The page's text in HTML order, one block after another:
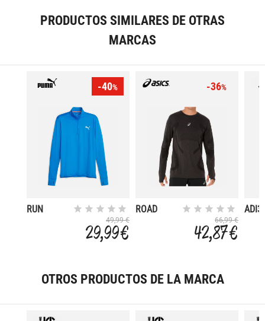
PRODUCTOS SIMILARES DE OTRAS
MARCAS
-40%
RUN
49,99 €
29,99 €
-36%
ROAD
66,99 €
42,87 €
OTROS PRODUCTOS DE LA MARCA